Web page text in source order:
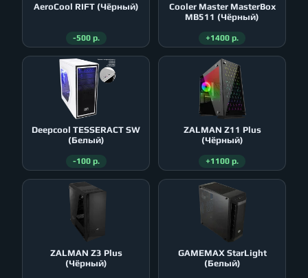
AeroСool RIFT (Чёрный)
-500 р.
Cooler Master MasterBox
MB511 (Чёрный)
+1400 р.
Deepcool TESSERACT SW
(Белый)
-100 р.
ZALMAN Z11 Plus
(Чёрный)
+1100 р.
ZALMAN Z3 Plus
(Чёрный)
GAMEMAX StarLight
(Белый)